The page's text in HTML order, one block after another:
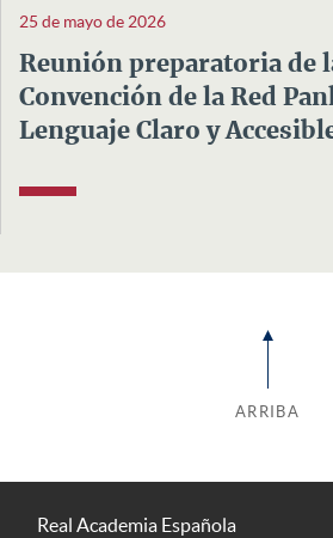
25 de mayo de 2026
Reunión preparatoria de
Convención de la Red
Lenguaje Claro y
ARRIBA
Real Academia Española